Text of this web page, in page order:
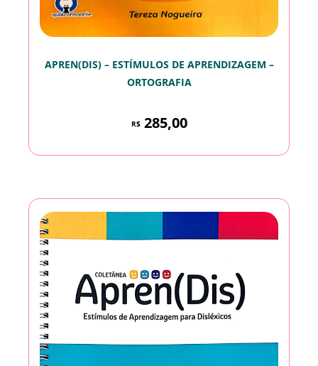
APREN(DIS) – ESTÍMULOS DE APRENDIZAGEM –
ORTOGRAFIA
R$285,00